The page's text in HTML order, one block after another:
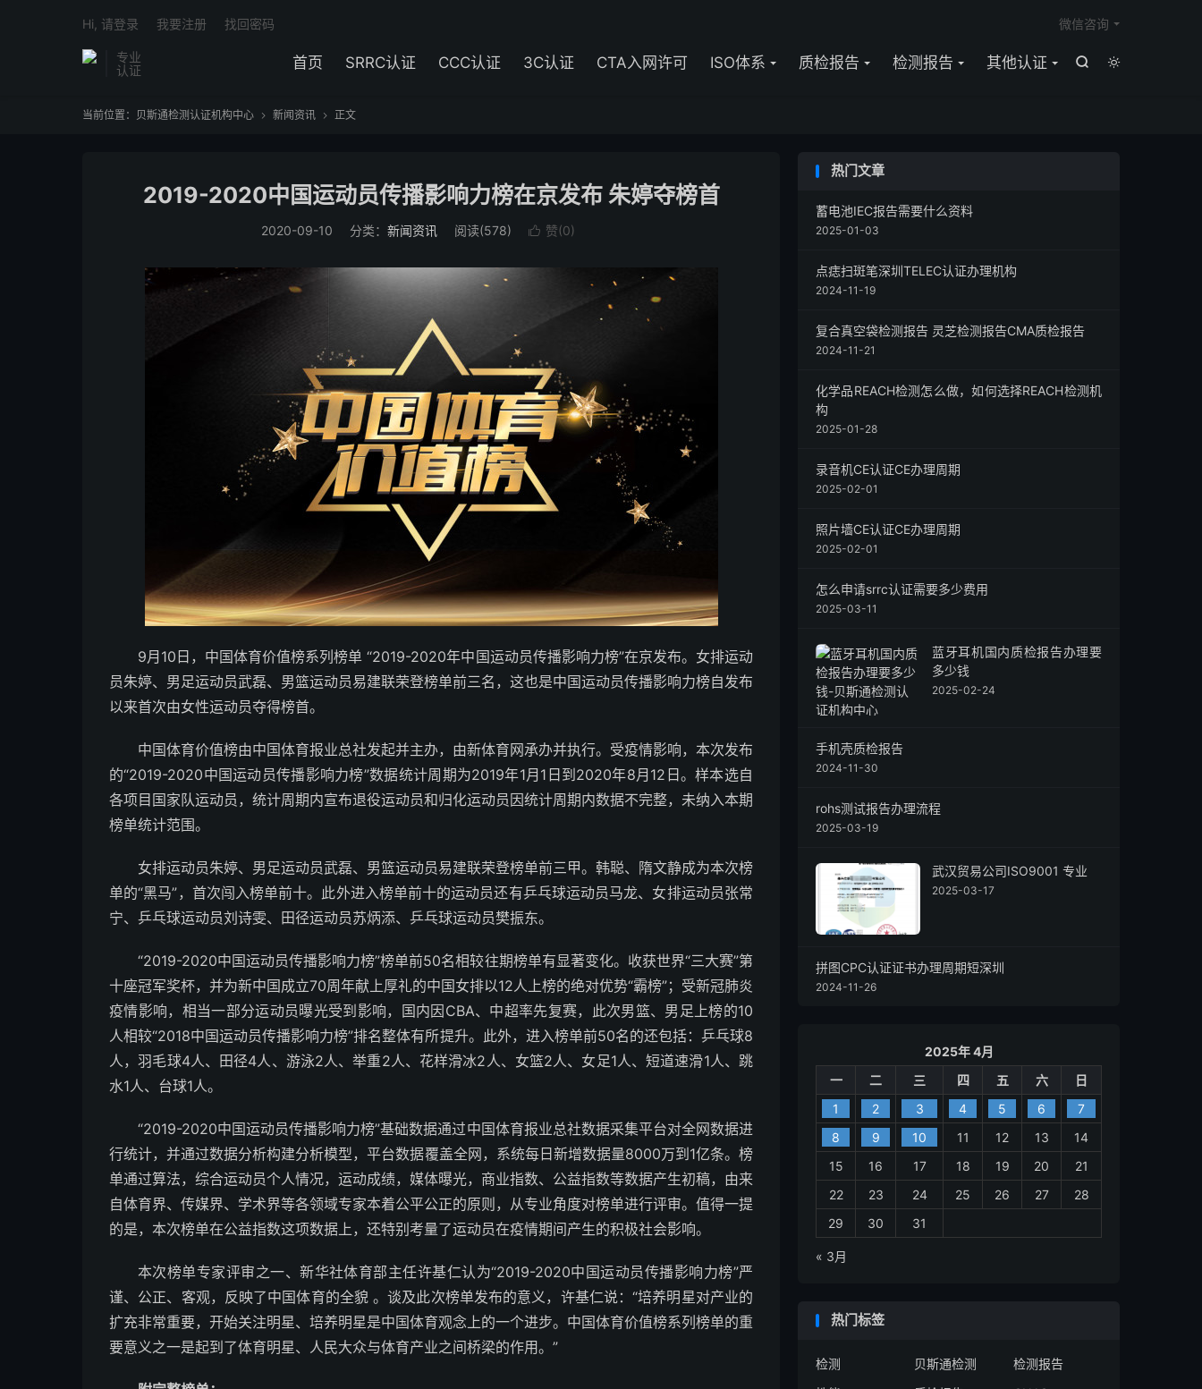
专业
认证


首页 SRRC认证 CCC认证 3C认证 CTA入网许可 ISO体系 质检报告 检测报告 其他认证
微信咨询
Hi, 请登录 我要注册 找回密码
当前位置： 贝斯通检测认证机构中心  新闻资讯  正文
2019-2020中国运动员传播影响力榜在京发布 朱婷夺榜首
2020-09-10 分类： 新闻资讯 阅读(578)  赞(0)
9月10日，中国体育价值榜系列榜单 “2019-2020年中国运动员传播影响力榜”在京发布。女排运动
员朱婷、男足运动员武磊、男篮运动员易建联荣登榜单前三名，这也是中国运动员传播影响力榜自发布
以来首次由女性运动员夺得榜首。
中国体育价值榜由中国体育报业总社发起并主办，由新体育网承办并执行。受疫情影响，本次发布
的“2019-2020中国运动员传播影响力榜”数据统计周期为2019年1月1日到2020年8月12日。样本选自
各项目国家队运动员，统计周期内宣布退役运动员和归化运动员因统计周期内数据不完整，未纳入本期
榜单统计范围。
女排运动员朱婷、男足运动员武磊、男篮运动员易建联荣登榜单前三甲。韩聪、隋文静成为本次榜
单的“黑马”，首次闯入榜单前十。此外进入榜单前十的运动员还有乒乓球运动员马龙、女排运动员张常
宁、乒乓球运动员刘诗雯、田径运动员苏炳添、乒乓球运动员樊振东。
“2019-2020中国运动员传播影响力榜”榜单前50名相较往期榜单有显著变化。收获世界“三大赛”第
十座冠军奖杯，并为新中国成立70周年献上厚礼的中国女排以12人上榜的绝对优势“霸榜”；受新冠肺炎
疫情影响，相当一部分运动员曝光受到影响，国内因CBA、中超率先复赛，此次男篮、男足上榜的10
人相较“2018中国运动员传播影响力榜”排名整体有所提升。此外，进入榜单前50名的还包括：乒乓球8
人，羽毛球4人、田径4人、游泳2人、举重2人、花样滑冰2人、女篮2人、女足1人、短道速滑1人、跳
水1人、台球1人。
“2019-2020中国运动员传播影响力榜”基础数据通过中国体育报业总社数据采集平台对全网数据进
行统计，并通过数据分析构建分析模型，平台数据覆盖全网，系统每日新增数据量8000万到1亿条。榜
单通过算法，综合运动员个人情况，运动成绩，媒体曝光，商业指数、公益指数等数据产生初稿，由来
自体育界、传媒界、学术界等各领域专家本着公平公正的原则，从专业角度对榜单进行评审。值得一提
的是，本次榜单在公益指数这项数据上，还特别考量了运动员在疫情期间产生的积极社会影响。
本次榜单专家评审之一、新华社体育部主任许基仁认为“2019-2020中国运动员传播影响力榜”严
谨、公正、客观，反映了中国体育的全貌 。谈及此次榜单发布的意义，许基仁说：“培养明星对产业的
扩充非常重要，开始关注明星、培养明星是中国体育观念上的一个进步。中国体育价值榜系列榜单的重
要意义之一是起到了体育明星、人民大众与体育产业之间桥梁的作用。”
热门文章
蓄电池IEC报告需要什么资料
2025-01-03
点痣扫斑笔深圳TELEC认证办理机构
2024-11-19
复合真空袋检测报告 灵芝检测报告CMA质检报告
2024-11-21
化学品REACH检测怎么做，如何选择REACH检测机
构
2025-01-28
录音机CE认证CE办理周期
2025-02-01
照片墙CE认证CE办理周期
2025-02-01
怎么申请srrc认证需要多少费用
2025-03-11
蓝牙耳机国内质检报告办理要
多少钱
2025-02-24
手机壳质检报告
2024-11-30
rohs测试报告办理流程
2025-03-19
武汉贸易公司ISO9001 专业
2025-03-17
拼图CPC认证证书办理周期短深圳
2024-11-26
2025年 4月
一
二 三 四 五 六
日
1
2 3 4 5 6
7
8
9 10 11 12 13
14
15
16 17 18 19 20
21
22
23 24 25 26 27
28
29
30 31
« 3月
热门标签
检测 贝斯通检测
检测报告